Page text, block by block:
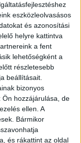
eszközleolvasásos
és azonosítási
helyre kattintva
a fent
lehetőségként a
részletesebb
beállításait.
bizonyos
Ön hozzájárulása, de
ellen. A
Bármikor
és rákattint az oldal